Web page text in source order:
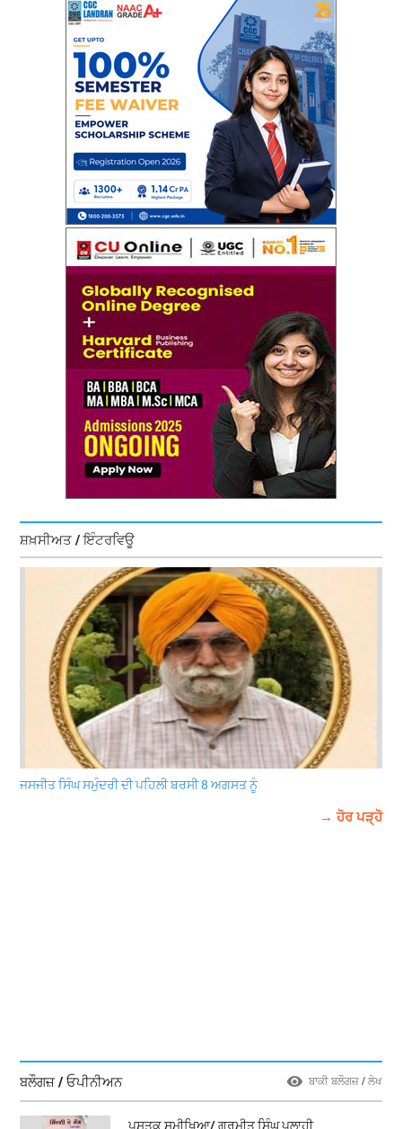
ਸ਼ਖ਼ਸੀਅਤ / ਇੰਟਰਵਿਊ
ਜਸਜੀਤ ਸਿੰਘ ਸਮੁੰਦਰੀ ਦੀ ਪਹਿਲੀ ਬਰਸੀ 8 ਅਗਸਤ ਨੂੰ
→ ਹੋਰ ਪੜ੍ਹੋ
ਬਲੌਗਜ਼ / ਓਪੀਨੀਅਨ ਬਾਕੀ ਬਲੌਗਜ਼ / ਲੇਖ
ਪੁਸਤਕ ਸਮੀਖਿਆ/ ਗੁਰਮੀਤ ਸਿੰਘ ਪਲਾਹੀ